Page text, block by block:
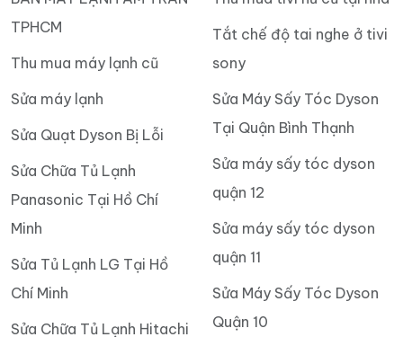
TPHCM
Thu mua máy lạnh cũ
Sửa máy lạnh
Sửa Quạt Dyson Bị Lỗi
Sửa Chữa Tủ Lạnh
Panasonic Tại Hồ Chí
Minh
Sửa Tủ Lạnh LG Tại Hồ
Chí Minh
Sửa Chữa Tủ Lạnh Hitachi
Tắt chế độ tai nghe ở tivi
sony
Sửa Máy Sấy Tóc Dyson
Tại Quận Bình Thạnh
Sửa máy sấy tóc dyson
quận 12
Sửa máy sấy tóc dyson
quận 11
Sửa Máy Sấy Tóc Dyson
Quận 10